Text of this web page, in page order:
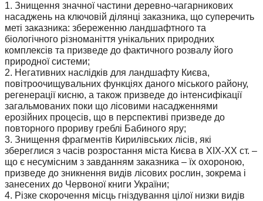
1. Знищення значної частини деревно-чагарникових
насаджень на ключовій ділянці заказника, що суперечить
меті заказника: збереженню ландшафтного та
біологічного різноманіття унікальних природних
комплексів та призведе до фактичного розвалу його
природної системи;
2. Негативних наслідків для ландшафту Києва,
повітроочищувальних функціях даного міського району,
регенерації кисню, а також призведе до інтенсифікації
загальмованих поки що лісовими насадженнями
ерозійних процесів, що в перспективі призведе до
повторного прориву греблі Бабиного яру;
3. Знищення фрагментів Кирилівських лісів, які
збереглися з часів розростання міста Києва в ХІХ-ХХ ст. –
що є несумісним з завданням заказника – їх охороною,
призведе до зникнення видів лісових рослин, зокрема і
занесених до Червоної книги України;
4. Різке скорочення місць гніздування цілої низки видів